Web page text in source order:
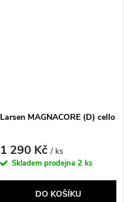
Larsen MAGNACORE (D) cello
1 290 Kč/ ks
Skladem prodejna 2 ks
DO KOŠÍKU